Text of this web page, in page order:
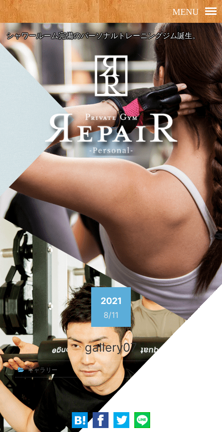
シャワールーム完備のパーソナルトレーニングジム誕生。
2021
8/11
gallery07
ギャラリー